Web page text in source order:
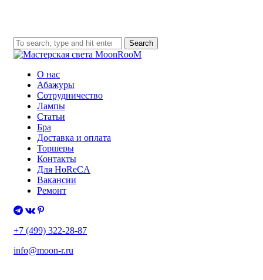
Search
О нас
Абажуры
Сотрудничество
Лампы
Статьи
Бра
Доставка и оплата
Торшеры
Контакты
Для HoReCA
Вакансии
Ремонт
+7 (499) 322-28-87
info@moon-r.ru